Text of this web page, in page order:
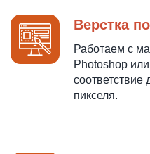
Верстка
Работаем с
Photoshop
соответствие
пикселя.